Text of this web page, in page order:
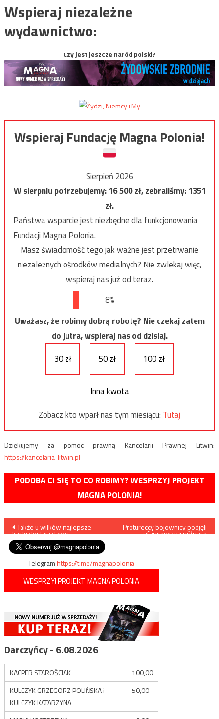
Wspieraj niezależne
wydawnictwo:
Czy jest jeszcze naród polski?
Wspieraj Fundację Magna Polonia!
Sierpień 2026
W sierpniu potrzebujemy:16 500zł, zebraliśmy:1351
zł.
Państwa wsparcie jest niezbędne dla funkcjonowania
Fundacji Magna Polonia.
Masz świadomość tego jak ważne jest przetrwanie
niezależnych ośrodków medialnych? Nie zwlekaj więc,
wspieraj nas już od teraz.
8%
Uważasz, że robimy dobrą robotę? Nie czekaj zatem
do jutra, wspieraj nas od dzisiaj.
30 zł
50 zł 100 zł
Inna kwota
Zobacz kto wparł nas tym miesiącu: Tutaj
Dziękujemy za pomoc prawną Kancelarii Prawnej Litwin:
https://kancelaria-litwin.pl
PODOBA CI SIĘ TO CO ROBIMY? WESPRZYJ PROJEKT
MAGNA POLONIA!
Nawigacja
wpisu
Także u wilków najlepsze
kąski dostają dzieci
Protureccy bojownicy podjęli
ofensywę na północy
Telegramhttps://t.me/magnapolonia
WESPRZYJ PROJEKT MAGNA POLONIA
Darczyńcy - 6.08.2026
KACPER STAROŚCIAK
100,00
KULCZYK GRZEGORZ POLIŃSKA i
KULCZYK KATARZYNA
50,00